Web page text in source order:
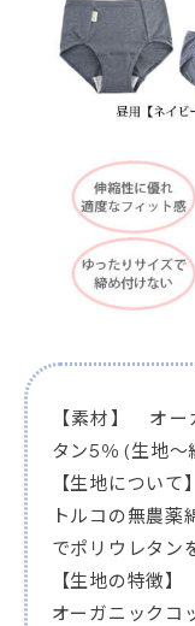
【素材】 オ
タン5％ (生地～
【生地について】
トルコの無農
でポリウレタン
【生地の特徴】
オーガニックコ